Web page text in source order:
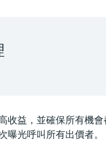
收益，並確保所有機
曝光呼叫所有出價者。